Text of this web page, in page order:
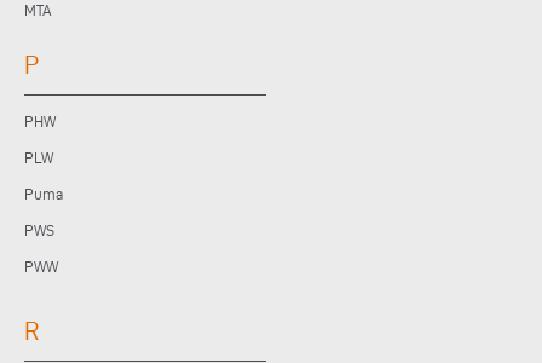
MTA
P
PHW
PLW
Puma
PWS
PWW
R